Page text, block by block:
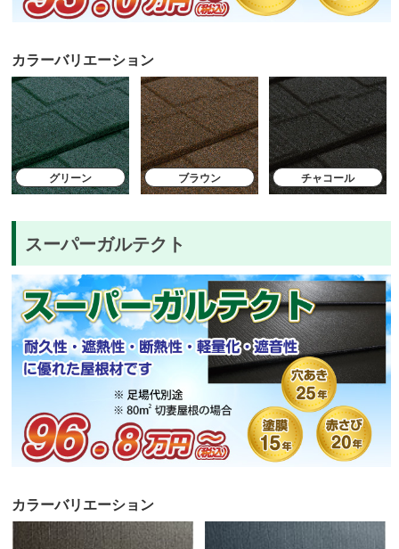
カラーバリエーション
グリーン ブラウン チャコール
スーパーガルテクト
カラーバリエーション